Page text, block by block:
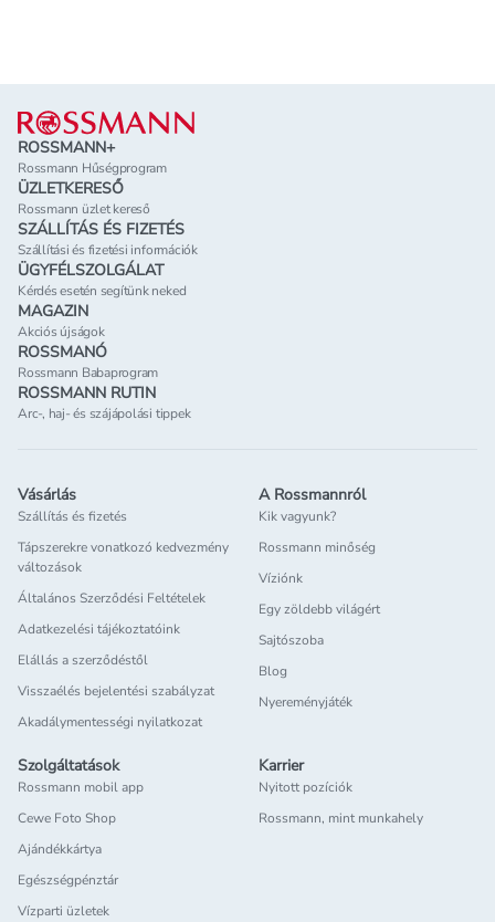
Lábléc
ROSSMANN+
Rossmann Hűségprogram
ÜZLETKERESŐ
Rossmann üzlet kereső
SZÁLLÍTÁS ÉS FIZETÉS
Szállítási és fizetési információk
ÜGYFÉLSZOLGÁLAT
Kérdés esetén segítünk neked
MAGAZIN
Akciós újságok
ROSSMANÓ
Rossmann Babaprogram
ROSSMANN RUTIN
Arc-, haj- és szájápolási tippek
Vásárlás
Szállítás és fizetés
Tápszerekre vonatkozó kedvezmény
változások
Általános Szerződési Feltételek
Adatkezelési tájékoztatóink
Elállás a szerződéstől
Visszaélés bejelentési szabályzat
Akadálymentességi nyilatkozat
A Rossmannról
Kik vagyunk?
Rossmann minőség
Víziónk
Egy zöldebb világért
Sajtószoba
Blog
Nyereményjáték
Szolgáltatások
Rossmann mobil app
Cewe Foto Shop
Ajándékkártya
Egészségpénztár
Vízparti üzletek
Karrier
Nyitott pozíciók
Rossmann, mint munkahely